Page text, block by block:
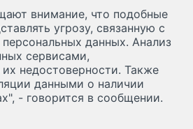
внимание, что подобные
угрозу, связанную с
данных. Анализ
сервисами,
недостоверности. Также
данными о наличии
- говорится в сообщении.